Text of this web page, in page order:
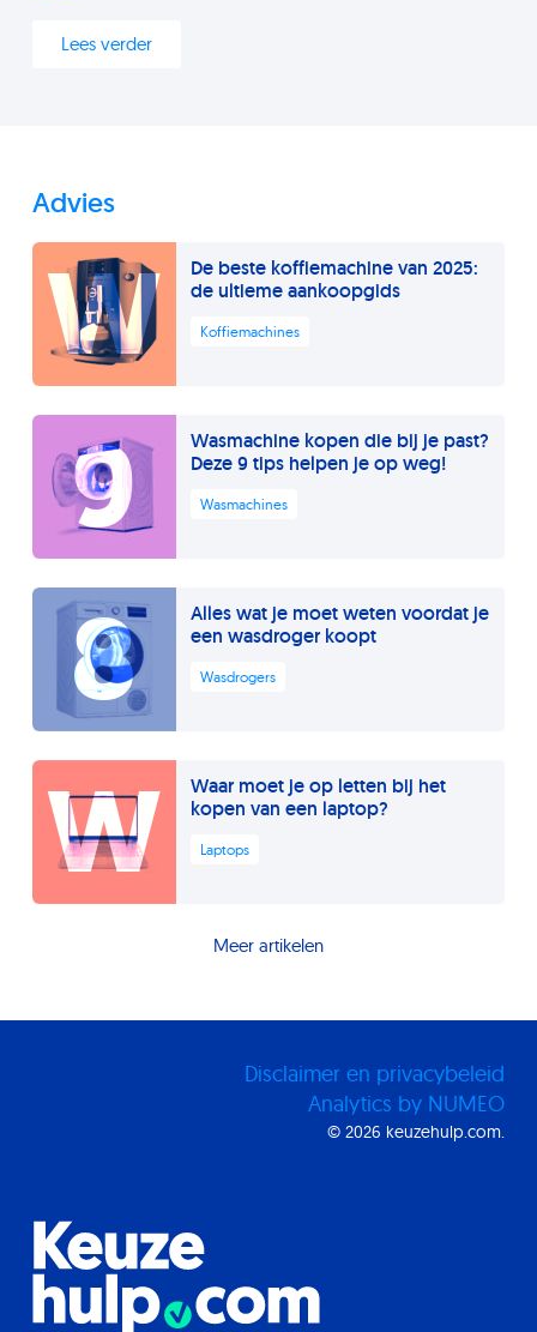
Lees verder
Advies
W
De beste koffiemachine van 2025:
de ultieme aankoopgids
Koffiemachines
9
Wasmachine kopen die bij je past?
Deze 9 tips helpen je op weg!
Wasmachines
8
Alles wat je moet weten voordat je
een wasdroger koopt
Wasdrogers
W
Waar moet je op letten bij het
kopen van een laptop?
Laptops
Meer artikelen
Disclaimer en privacybeleid
Analytics by NUMEO
© 2026 keuzehulp.com.